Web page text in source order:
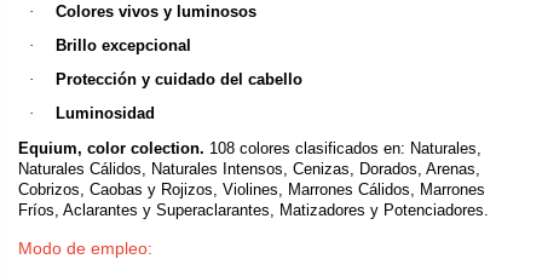
·
Colores vivos y luminosos
·
Brillo excepcional
·
Protección y cuidado del cabello
·
Luminosidad
Equium, color colection. 108 colores clasificados en: Naturales,
Naturales Cálidos, Naturales Intensos, Cenizas, Dorados, Arenas,
Cobrizos, Caobas y Rojizos, Violines, Marrones Cálidos, Marrones
Fríos, Aclarantes y Superaclarantes, Matizadores y Potenciadores.
Modo de empleo: